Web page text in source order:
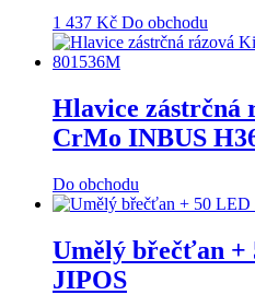
1 437 Kč Do obchodu
Hlavice zástrčná
CrMo INBUS
Do obchodu
Umělý břečťan +
JIPOS